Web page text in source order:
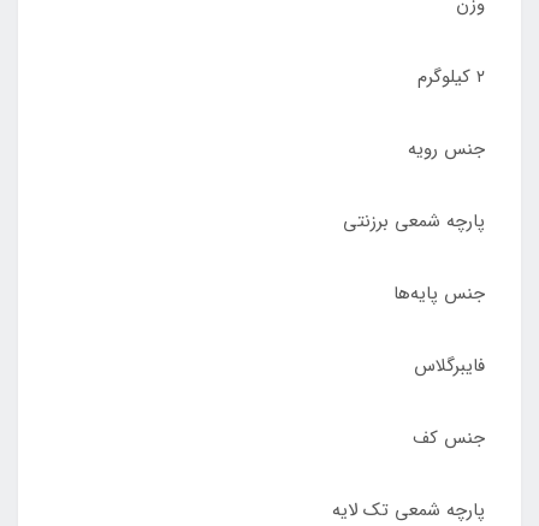
۲ کیلوگرم
جنس رویه
پارچه شمعی برزنتی
جنس پایه‌ها
فایبرگلاس
جنس کف
پارچه شمعی تک لایه